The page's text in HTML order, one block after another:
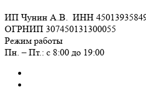
ИП Чунин А.В. ИНН
ОГРНИП 307450131300055
Режим работы
Пн. – Пт.: с 8:00 до 19:00